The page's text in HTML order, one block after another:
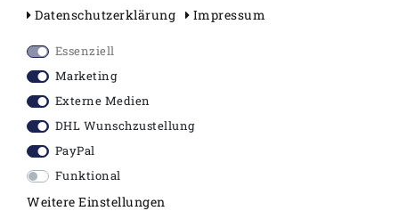
Wannenarmatur
Keramikmischsystem
Boltic Griffverriegelung
Rückflussverhinderer
einstellbar
QuickClean Luftsprudler
max. Durchflussmenge 22 l/min
Daten­schutz­erklärung Impressum
Essenziell
Marketing
Externe Medien
DHL Wunschzustellung
PayPal
Funktional
Weitere Einstellungen